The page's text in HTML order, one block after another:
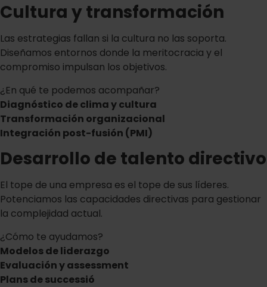
Cultura y transformación
Las estrategias fallan si la cultura no las soporta.
Diseñamos entornos donde la meritocracia y el
compromiso impulsan los objetivos.
¿En qué te podemos acompañar?
Diagnóstico de clima y cultura
Transformación organizacional
Integración post-fusión (PMI)
Desarrollo de talento directivo
El tope de una empresa es el tope de sus líderes.
Potenciamos las capacidades directivas para gestionar
la complejidad actual.
¿Cómo te ayudamos?
Modelos de liderazgo
Evaluación y assessment
Plans de successió